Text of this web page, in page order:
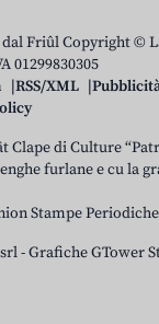
dal Friûl Copyright ©
01299830305
RSS/XML
Clape di Culture
furlane e cu la
Stampe
-Grafiche GTower